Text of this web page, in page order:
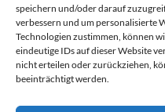
speichern und/oder darauf
verbessern und um personalisierte
Technologien zustimmen, können
eindeutige IDs auf dieser Website
nicht erteilen oder zurückziehen,
beeinträchtigt werden.